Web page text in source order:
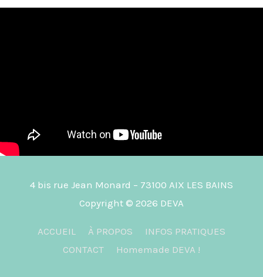
4 bis rue Jean Monard – 73100 AIX LES BAINS
Copyright © 2026 DEVA
ACCUEIL À PROPOS
INFOS PRATIQUES
CONTACT
Homemade DEVA !